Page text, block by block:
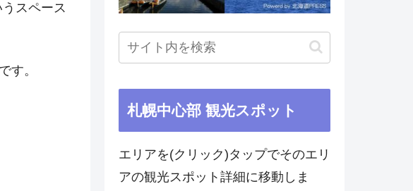
スペース
す。
札幌中心部 観光スポット
エリアを(クリック)タップでそのエリ
アの観光スポット詳細に移動しま